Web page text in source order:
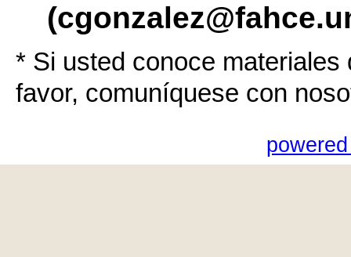
* Si usted conoce
favor, comuníquese con